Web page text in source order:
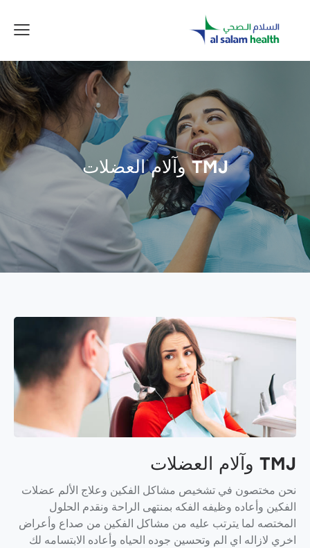
TMJ وآلام العضلات
TMJ وآلام العضلات
نحن مختصون في تشخيص مشاكل الفكين وعلاج الألم عضلات
الفكين وأعاده وظيفه الفكه بمنتهى الراحة ونقدم الحلول
المختصه لما يترتب عليه من مشاكل الفكين من صداع وأعراض
اخري لازاله اي الم وتحسين جوده الحياه وأعاده الابتسامه لك